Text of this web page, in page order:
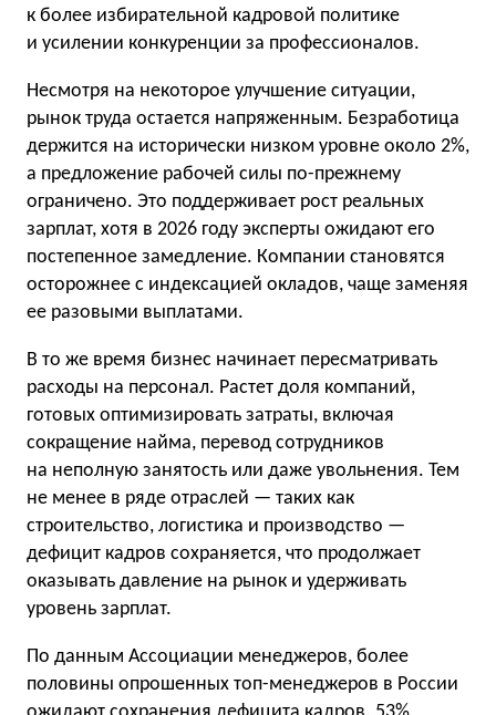
к более избирательной кадровой политике
и усилении конкуренции за профессионалов.
Несмотря на некоторое улучшение ситуации,
рынок труда остается напряженным. Безработица
держится на исторически низком уровне около 2%,
а предложение рабочей силы по-прежнему
ограничено. Это поддерживает рост реальных
зарплат, хотя в 2026 году эксперты ожидают его
постепенное замедление. Компании становятся
осторожнее с индексацией окладов, чаще заменяя
ее разовыми выплатами.
В то же время бизнес начинает пересматривать
расходы на персонал. Растет доля компаний,
готовых оптимизировать затраты, включая
сокращение найма, перевод сотрудников
на неполную занятость или даже увольнения. Тем
не менее в ряде отраслей — таких как
строительство, логистика и производство —
дефицит кадров сохраняется, что продолжает
оказывать давление на рынок и удерживать
уровень зарплат.
По данным Ассоциации менеджеров, более
половины опрошенных топ-менеджеров в России